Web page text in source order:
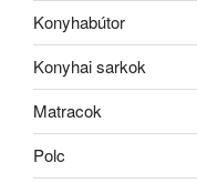
Konyhabútor
Konyhai sarkok
Matracok
Polc